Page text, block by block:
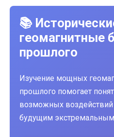
📚
геомагнитные
прошлого
Изучение мощных
прошлого помогает
возможных воздействий
будущим